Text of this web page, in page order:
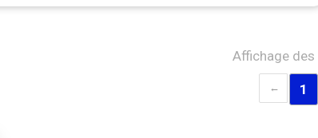
Affichage
1